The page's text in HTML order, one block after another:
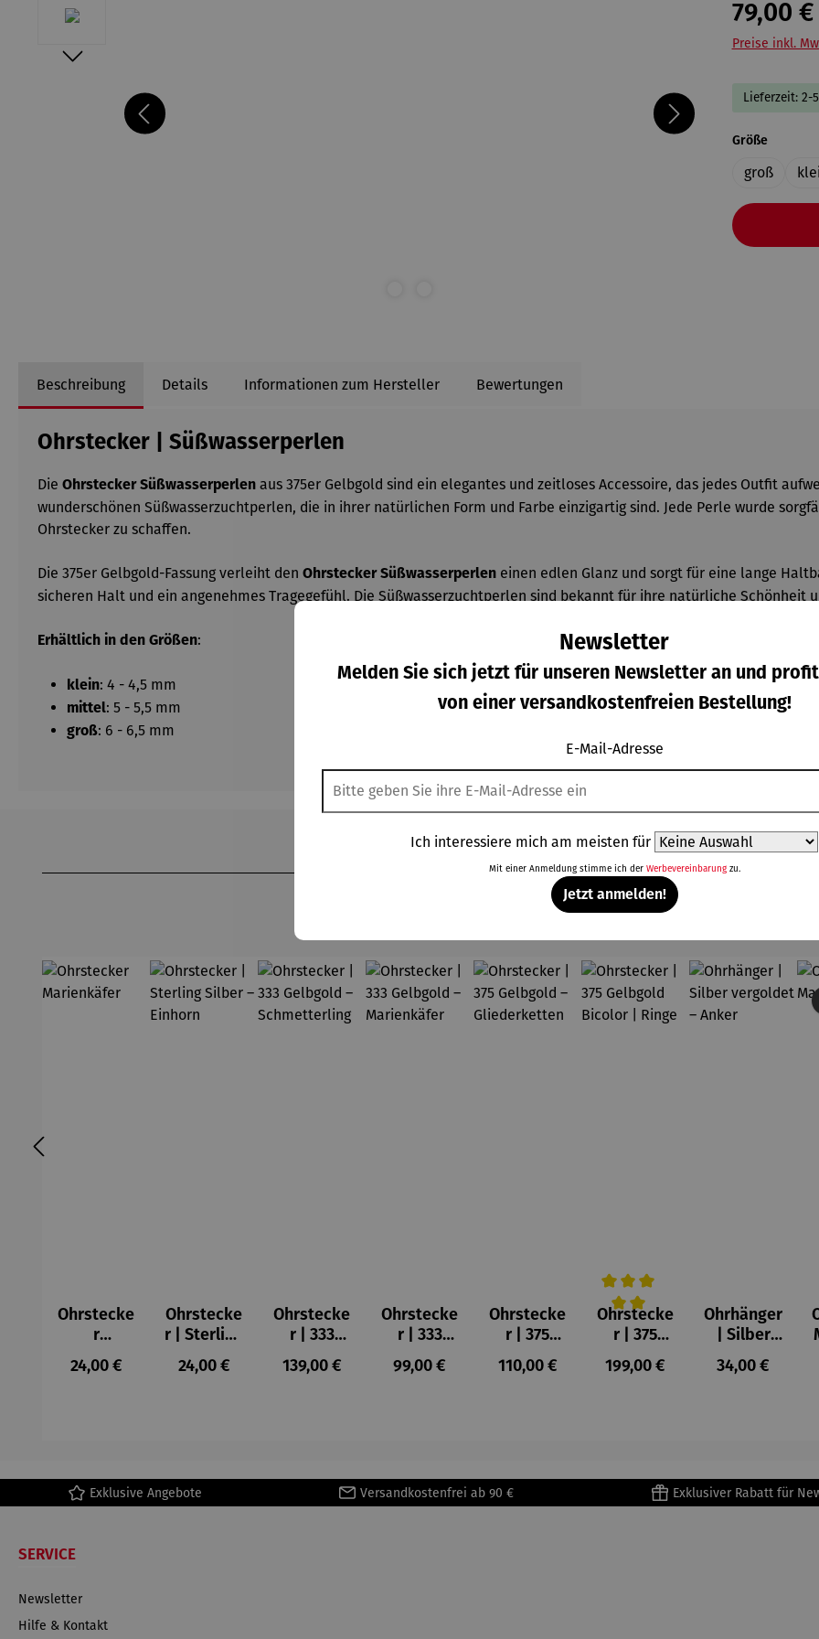
79,00 €
Preise inkl.
Lieferzeit: 2-
Größe
groß
Beschreibung Details Informationen zum Hersteller Bewertungen
Ohrstecker | Süßwasserperlen
Die Ohrstecker Süßwasserperlen aus 375er Gelbgold sind ein elegantes und zeitloses Accessoire, das jedes Outfit
wunderschönen Süßwasserzuchtperlen, die in ihrer natürlichen Form und Farbe einzigartig sind. Jede Perle wurde
Ohrstecker zu schaffen.
Die 375er Gelbgold-Fassung verleiht den Ohrstecker Süßwasserperlen einen edlen Glanz und sorgt für eine lange
sicheren Halt und ein angenehmes Tragegefühl. Die Süßwasserzuchtperlen sind bekannt für ihre natürliche Schönheit
Erhältlich in den Größen:
klein: 4 - 4,5 mm
mittel: 5 - 5,5 mm
groß: 6 - 6,5 mm
Weitere Produkte
Ohrstecke
r
Marienkäf
er
Regulärer Preis:
24,00 €
Ohrstecke
r | Sterling
Silber –
Einhorn
Regulärer Preis:
24,00 €
Ohrstecke
r | 333
Gelbgold
–
Regulärer Preis:
139,00 €
Ohrstecke
r | 333
Gelbgold
–
Regulärer Preis:
99,00 €
Ohrstecke
r | 375
Gelbgold
–
Regulärer Preis:
110,00 €
Durchschnittliche Bewertung von
Ohrstecke
r | 375
Gelbgold
Bicolor |
Regulärer Preis:
199,00 €
Ohrhänger
| Silber
vergoldet
– Anker
Regulärer
34,00 €
Exklusive Angebote Versandkostenfrei ab 90 € Exklusiver Rabatt für
SERVICE
Newsletter
Hilfe & Kontakt
Newsletter
Melden Sie sich jetzt für unseren Newsletter an und
von einer versandkostenfreien Bestellung!
E-Mail-Adresse
Ich interessiere mich am meisten für
Mit einer Anmeldung stimme ich der Werbevereinbarungzu.
Jetzt anmelden!